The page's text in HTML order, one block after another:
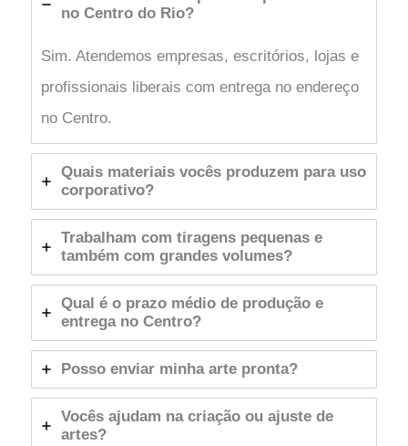
no Centro do Rio?
Sim. Atendemos empresas, escritórios, lojas e
profissionais liberais com entrega no endereço
no Centro.
Quais materiais vocês produzem para uso
corporativo?
Trabalham com tiragens pequenas e
também com grandes volumes?
Qual é o prazo médio de produção e
entrega no Centro?
Posso enviar minha arte pronta?
Vocês ajudam na criação ou ajuste de
artes?